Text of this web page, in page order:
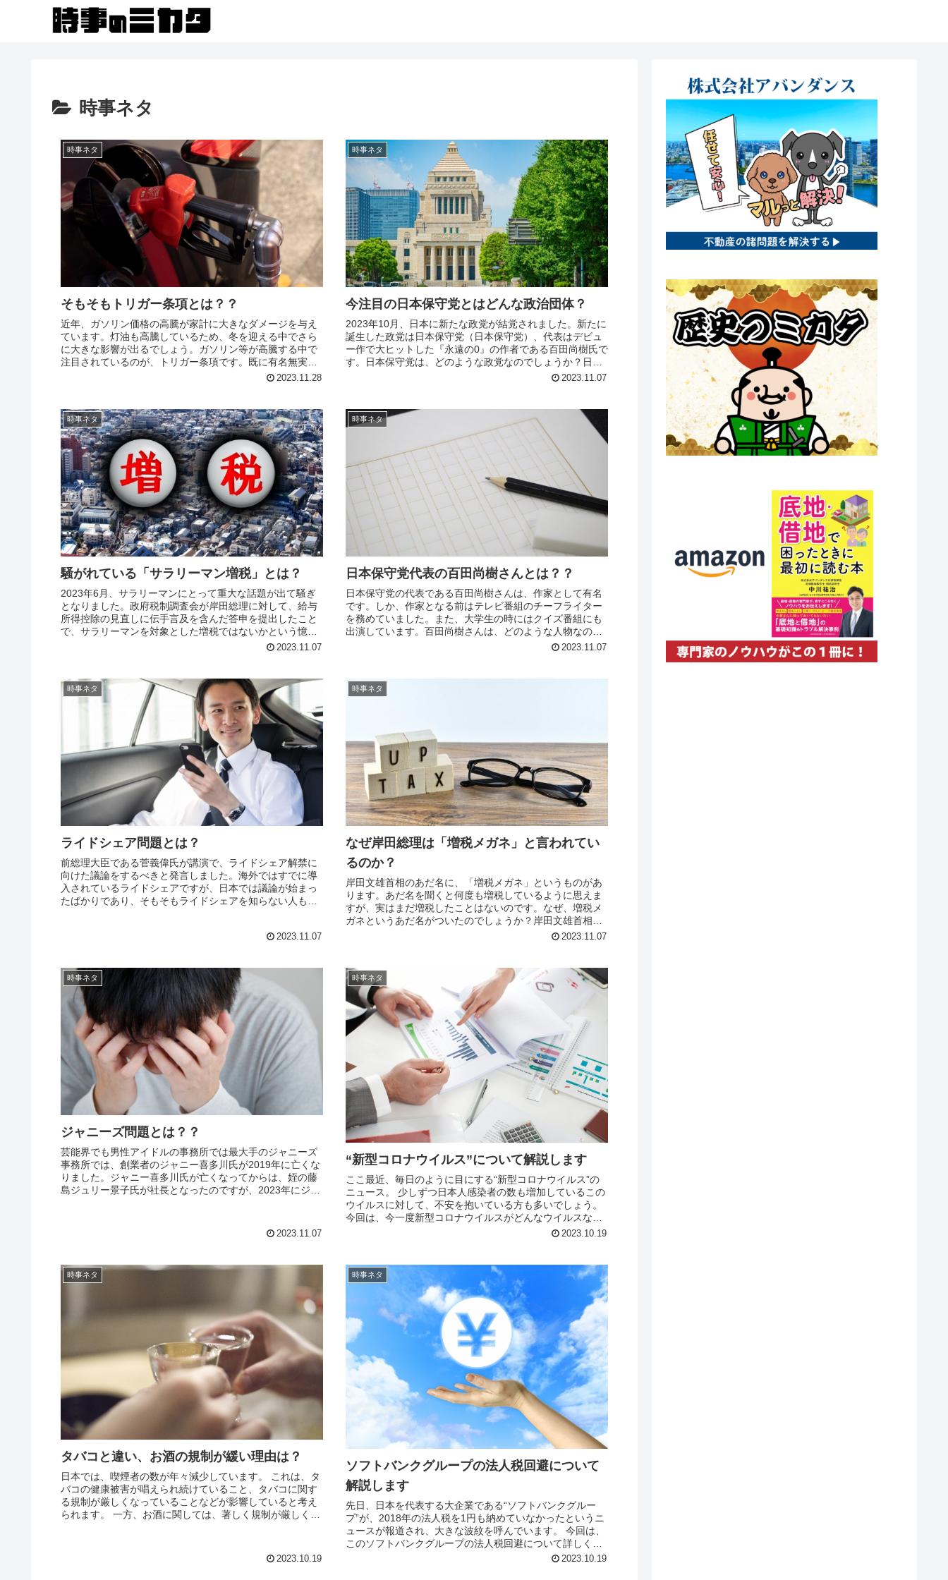
時事ネタ
時事ネタ
そもそもトリガー条項とは？？
近年、ガソリン価格の高騰が家計に大きなダメージを与え
ています。灯油も高騰しているため、冬を迎える中でさら
に大きな影響が出るでしょう。ガソリン等が高騰する中で
注目されているのが、トリガー条項です。既に有名無実と
2023.11.28
時事ネタ
今注目の日本保守党とはどんな政治団体？
2023年10月、日本に新たな政党が結党されました。新たに
誕生した政党は日本保守党（日本保守党）、代表はデビュ
ー作で大ヒットした『永遠の0』の作者である百田尚樹氏で
す。日本保守党は、どのような政党なのでしょうか？日本
2023.11.07
時事ネタ
騒がれている「サラリーマン増税」とは？
2023年6月、サラリーマンにとって重大な話題が出て騒ぎ
となりました。政府税制調査会が岸田総理に対して、給与
所得控除の見直しに伝手言及を含んだ答申を提出したこと
で、サラリーマンを対象とした増税ではないかという憶測
2023.11.07
時事ネタ
日本保守党代表の百田尚樹さんとは？？
日本保守党の代表である百田尚樹さんは、作家として有名
です。しか、作家となる前はテレビ番組のチーフライター
を務めていました。また、大学生の時にはクイズ番組にも
出演しています。百田尚樹さんは、どのような人物なので
2023.11.07
時事ネタ
ライドシェア問題とは？
前総理大臣である菅義偉氏が講演で、ライドシェア解禁に
向けた議論をするべきと発言しました。海外ではすでに導
入されているライドシェアですが、日本では議論が始まっ
たばかりであり、そもそもライドシェアを知らない人も少
2023.11.07
時事ネタ
なぜ岸田総理は「増税メガネ」と言われてい
るのか？
岸田文雄首相のあだ名に、「増税メガネ」というものがあ
ります。あだ名を聞くと何度も増税しているように思えま
すが、実はまだ増税したことはないのです。なぜ、増税メ
ガネというあだ名がついたのでしょうか？岸田文雄首相が
2023.11.07
時事ネタ
ジャニーズ問題とは？？
芸能界でも男性アイドルの事務所では最大手のジャニーズ
事務所では、創業者のジャニー喜多川氏が2019年に亡くな
りました。ジャニー喜多川氏が亡くなってからは、姪の藤
島ジュリー景子氏が社長となったのですが、2023年にジャ
2023.11.07
時事ネタ
“新型コロナウイルス”について解説します
ここ最近、毎日のように目にする“新型コロナウイルス”の
ニュース。 少しずつ日本人感染者の数も増加しているこの
ウイルスに対して、不安を抱いている方も多いでしょう。
今回は、今一度新型コロナウイルスがどんなウイルスなの
2023.10.19
時事ネタ
タバコと違い、お酒の規制が緩い理由は？
日本では、喫煙者の数が年々減少しています。 これは、タ
バコの健康被害が唱えられ続けていること、タバコに関す
る規制が厳しくなっていることなどが影響していると考え
られます。 一方、お酒に関しては、著しく規制が厳しくな
2023.10.19
時事ネタ
ソフトバンクグループの法人税回避について
解説します
先日、日本を代表する大企業である“ソフトバンクグルー
プ”が、2018年の法人税を1円も納めていなかったというニ
ュースが報道され、大きな波紋を呼んでいます。 今回は、
このソフトバンクグループの法人税回避について詳しく解
2023.10.19